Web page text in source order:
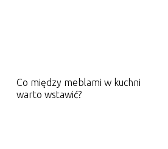
Co między meblami w kuchni
warto wstawić?